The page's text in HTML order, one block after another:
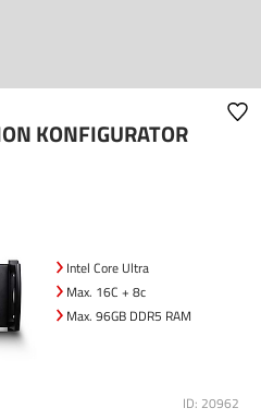
KONFIGURATOR
Intel Core Ultra
Max. 16C + 8c
Max. 96GB DDR5 RAM
ID: 20962